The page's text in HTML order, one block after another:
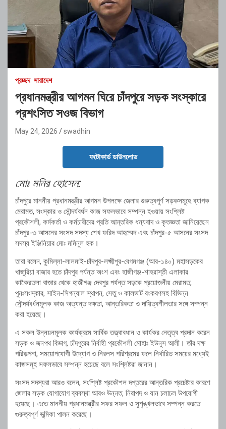
প্রচ্ছদ সারাদেশ
প্রধানমন্ত্রীর আগমন ঘিরে চাঁদপুরে সড়ক সংস্কারে
প্রশংসিত সওজ বিভাগ
May 24, 2026 swadhin
ফটোকার্ড ডাউনলোড
মোঃ মনির হোসেন:
চাঁদপুরে মাননীয় প্রধানমন্ত্রীর আগমন উপলক্ষে জেলার গুরুত্বপূর্ণ সড়কসমূহে ব্যাপক
মেরামত, সংস্কার ও সৌন্দর্যবর্ধন কাজ সফলভাবে সম্পন্ন হওয়ায় সংশ্লিষ্ট
প্রকৌশলী, কর্মকর্তা ও কর্মচারীদের প্রতি আন্তরিক ধন্যবাদ ও কৃতজ্ঞতা জানিয়েছেন
চাঁদপুর-৩ আসনের সংসদ সদস্য শেখ ফরিদ আহম্মেদ এবং চাঁদপুর-৫ আসনের সংসদ
সদস্য ইঞ্জিনিয়ার মোঃ মমিনুল হক।
তারা বলেন, কুমিল্লা-লালমাই-চাঁদপুর-লক্ষ্মীপুর-বেগমগঞ্জ (আর-১৪০) মহাসড়কের
খাজুরিয়া বাজার হতে চাঁদপুর পর্যন্ত অংশ এবং হাজীগঞ্জ-শাহরাস্তী এলাকার
কাকৈরতলা বাজার থেকে হাজীগঞ্জ দেবপুর পর্যন্ত সড়কে প্রয়োজনীয় মেরামত,
পুনঃসংস্কার, সাইন-সিগন্যাল স্থাপন, সেতু ও কালভার্ট রংকরণসহ বিভিন্ন
সৌন্দর্যবর্ধনমূলক কাজ অত্যন্ত দক্ষতা, আন্তরিকতা ও দায়িত্বশীলতার সঙ্গে সম্পন্ন
করা হয়েছে।
এ সকল উন্নয়নমূলক কার্যক্রমে সার্বিক তত্ত্বাবধান ও কার্যকর নেতৃত্ব প্রদান করেন
সড়ক ও জনপথ বিভাগ, চাঁদপুরের নির্বাহী প্রকৌশলী মোহাঃ ইউনুস আলী। তাঁর দক্ষ
পরিকল্পনা, সময়োপযোগী উদ্যোগ ও নিরলস পরিশ্রমের ফলে নির্ধারিত সময়ের মধ্যেই
কাজসমূহ সফলভাবে সম্পন্ন হয়েছে বলে সংশ্লিষ্টরা জানান।
সংসদ সদস্যরা আরও বলেন, সংশ্লিষ্ট প্রকৌশল দপ্তরের আন্তরিক প্রচেষ্টার কারণে
জেলার সড়ক যোগাযোগ ব্যবস্থা আরও উন্নত, নিরাপদ ও যান চলাচল উপযোগী
হয়েছে। এতে মাননীয় প্রধানমন্ত্রীর সফর সফল ও সুশৃঙ্খলভাবে সম্পন্ন করতে
গুরুত্বপূর্ণ ভূমিকা পালন করেছে।